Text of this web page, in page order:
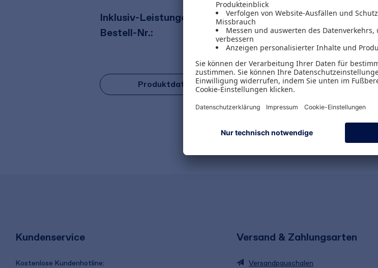
Inklusiv-Leistungen:
Pro Bestelleinheit: 5 Muster-Verträge
Bestell-Nr.:
E06536_65
Produktdatenblatt
Kundenservice
Kostenlose Kundenhotline:
Versand & Zahlungsarten
Versandpauschalen